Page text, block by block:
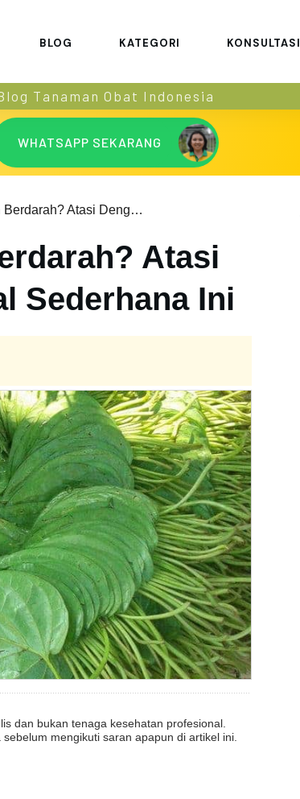
BLOG KATEGORI KONSULTASI
Tanaman Obat Indonesia
WHATSAPP SEKARANG
Gusi Bengkak dan Berdarah? Atasi Dengan Resep Herbal Sederhana Ini
Atasi
Sederhana Ini
dan bukan tenaga kesehatan profesional.
mengikuti saran apapun di artikel ini.